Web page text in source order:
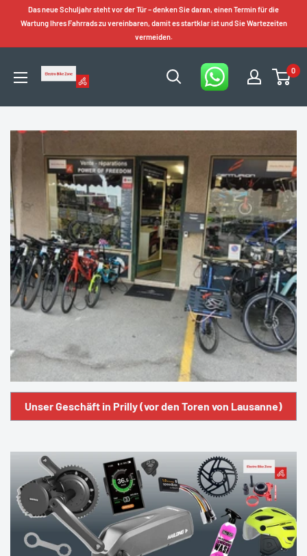
Inhalt
Das neue Schuljahr steht vor der Tür – denken Sie daran, einen Termin für die
Wartung Ihres Fahrrads zu vereinbaren, damit es startklar ist und Sie Wartezeiten
vermeiden.
Electro
Zone
0
Unser Geschäft in Prilly (vor den Toren von Lausanne)